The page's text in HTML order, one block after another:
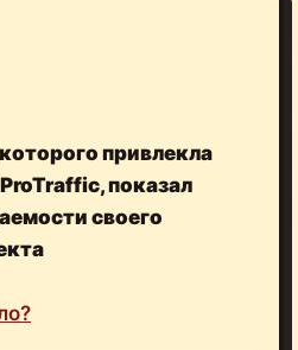
привлекла
показал
своего